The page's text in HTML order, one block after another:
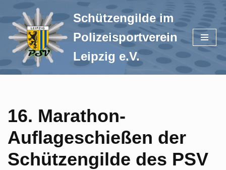
Zum
Inhalt
springen
Schützengilde im
Polizeisportverein
Leipzig e.V.
16. Marathon-
Auflageschießen der
Schützengilde des PSV